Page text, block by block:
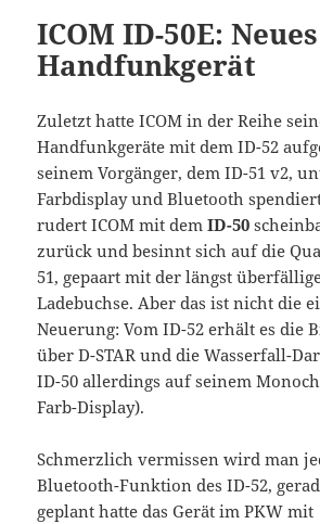
ICOM ID-50E:
Handfunkgerät
Zuletzt hatte ICOM in der Reihe
Handfunkgeräte mit dem ID-52
seinem Vorgänger, dem ID-51 v2,
Farbdisplay und Bluetooth
rudert ICOM mit demID-50
zurück und besinnt sich auf die
51, gepaart mit der längst
Ladebuchse. Aber das ist nicht die
Neuerung: Vom ID-52 erhält es die
über D-STAR und die Wasserfall-
ID-50 allerdings auf seinem
Farb-Display).
Schmerzlich vermissen wird man
Bluetooth-Funktion des ID-52,
geplant hatte das Gerät im PKW mit